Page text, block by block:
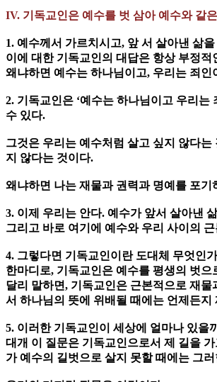
IV. 기독교인은 예수를 벗 삼아 예수와 같
1. 예수께서 가르치시고, 앞 서 살아낸 삶
이에 대한 기독교인의 대답은 항상 부정적
왜냐하면 예수는 하나님이고, 우리는 죄
2. 기독교인은 ‘예수는 하나님이고 우리
수 있다.
그것은 우리는 예수처럼 살고 싶지 않다
지 않다는 것이다.
왜냐하면 나는 재물과 권력과 명예를 포
3. 이제 우리는 안다. 예수가 앞서 살아낸
그리고 바로 여기에 예수와 우리 사이의
4. 그렇다면 기독교인이란 도대체 무엇인
한마디로, 기독교인은 예수를 평생의 벗
달리 말하면, 기독교인은 근본적으로 재
서 하나님의 뜻에 위배될 때에는 언제든
5. 이러한 기독교인이 세상에 얼마나 있을
대개 이 질문은 기독교인으로서 제 길을
가 예수의 길벗으로 살지 못할 때에는 그